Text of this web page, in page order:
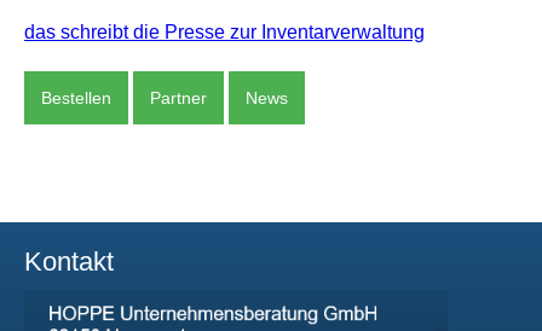
das schreibt die Presse zur Inventarverwaltung
Bestellen Partner News
Kontakt